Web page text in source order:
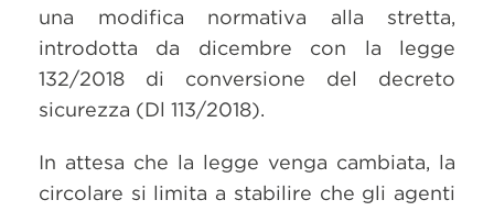
una modifica normativa alla stretta,
introdotta da dicembre con la legge
132/2018 di conversione del decreto
sicurezza (Dl 113/2018).
In attesa che la legge venga cambiata, la
circolare si limita a stabilire che gli agenti